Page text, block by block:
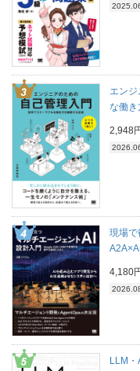
エン
な働き
2,948
現場で
4,180
LLM・